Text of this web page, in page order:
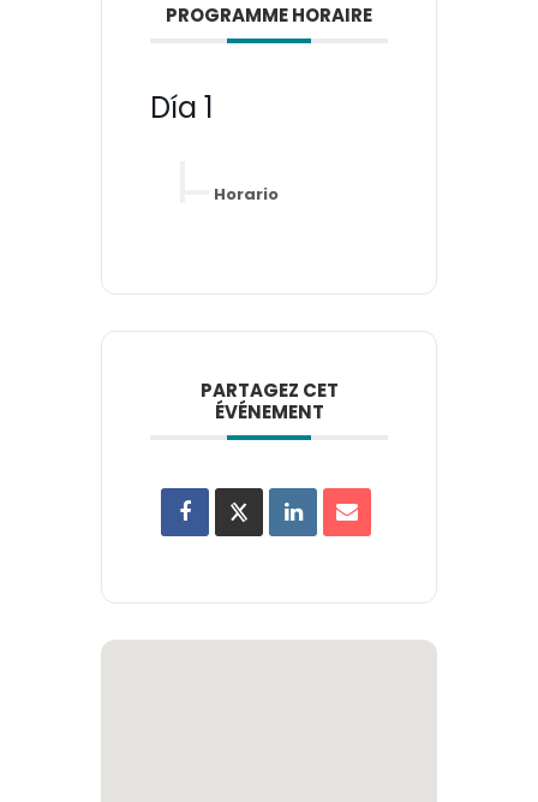
PROGRAMME HORAIRE
Día 1
Horario
PARTAGEZ CET
ÉVÉNEMENT